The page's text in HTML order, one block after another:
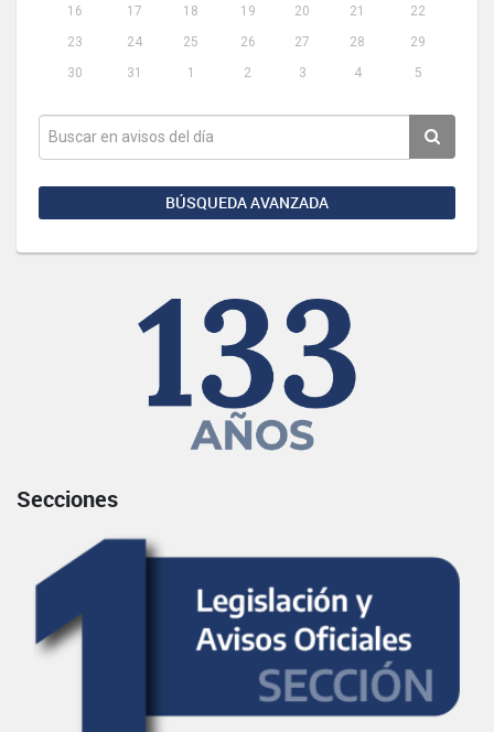
16
17 18 19 20 21
22
23
24 25 26 27 28
29
30
31 1 2 3 4 5
BÚSQUEDA AVANZADA
Secciones